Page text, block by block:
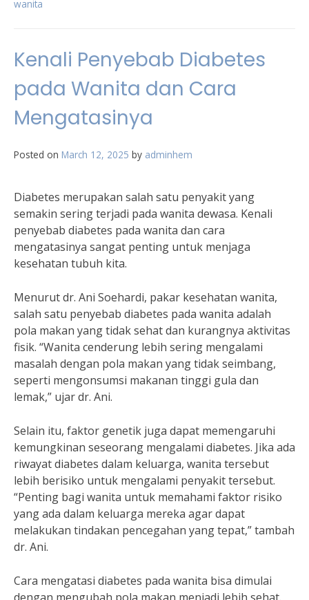
wanita
Kenali Penyebab Diabetes
pada Wanita dan Cara
Mengatasinya
Posted on March 12, 2025 by adminhem
Diabetes merupakan salah satu penyakit yang
semakin sering terjadi pada wanita dewasa. Kenali
penyebab diabetes pada wanita dan cara
mengatasinya sangat penting untuk menjaga
kesehatan tubuh kita.
Menurut dr. Ani Soehardi, pakar kesehatan wanita,
salah satu penyebab diabetes pada wanita adalah
pola makan yang tidak sehat dan kurangnya aktivitas
fisik. “Wanita cenderung lebih sering mengalami
masalah dengan pola makan yang tidak seimbang,
seperti mengonsumsi makanan tinggi gula dan
lemak,” ujar dr. Ani.
Selain itu, faktor genetik juga dapat memengaruhi
kemungkinan seseorang mengalami diabetes. Jika ada
riwayat diabetes dalam keluarga, wanita tersebut
lebih berisiko untuk mengalami penyakit tersebut.
“Penting bagi wanita untuk memahami faktor risiko
yang ada dalam keluarga mereka agar dapat
melakukan tindakan pencegahan yang tepat,” tambah
dr. Ani.
Cara mengatasi diabetes pada wanita bisa dimulai